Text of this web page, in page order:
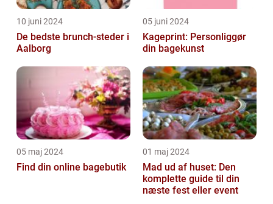
10 juni 2024
De bedste brunch-steder i
Aalborg
05 juni 2024
Kageprint: Personliggør
din bagekunst
05 maj 2024
Find din online bagebutik
01 maj 2024
Mad ud af huset: Den
komplette guide til din
næste fest eller event